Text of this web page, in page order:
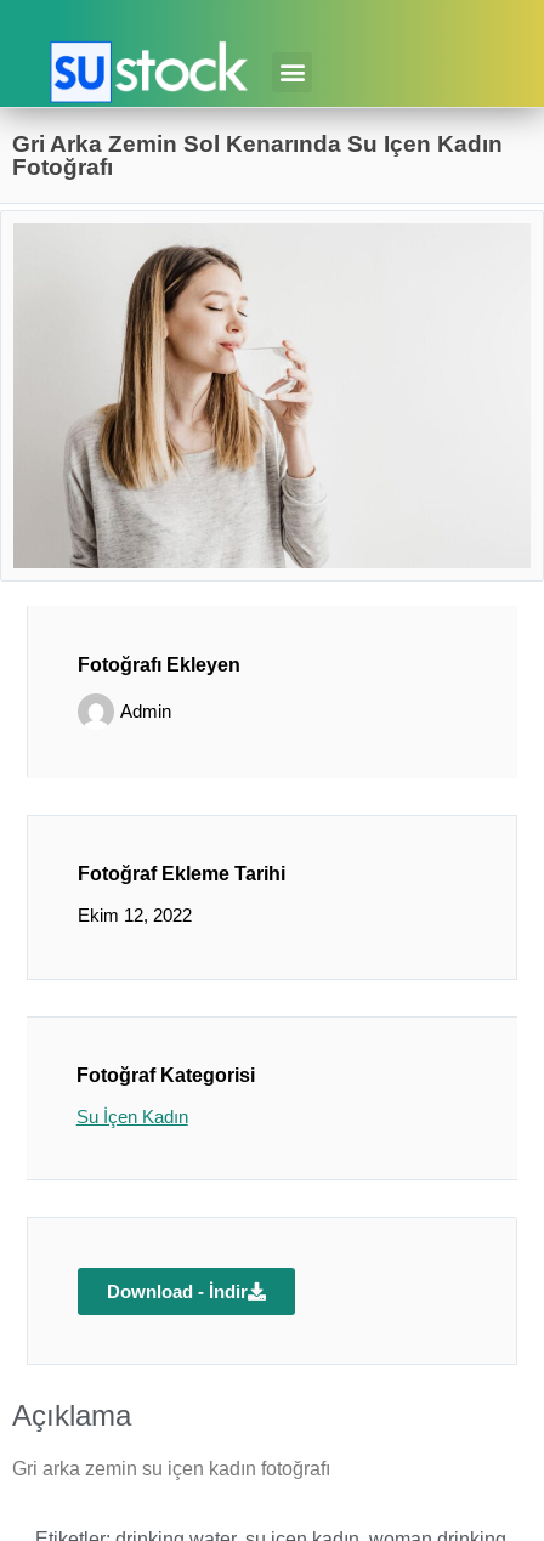
Gri Arka Zemin Sol Kenarında Su Içen Kadın
Fotoğrafı
Fotoğrafı Ekleyen
Admin
Fotoğraf Ekleme Tarihi
Ekim 12, 2022
Fotoğraf Kategorisi
Su İçen Kadın
Download - İndir
Açıklama
Gri arka zemin su içen kadın fotoğrafı